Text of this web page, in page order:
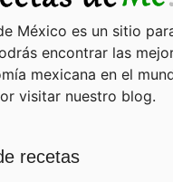
México es un sitio
encontrar las
mexicana en el
visitar nuestro blog.
recetas